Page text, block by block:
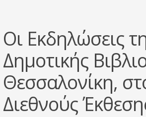
Οι Εκδηλώσεις
Δημοτικής
Θεσσαλονίκη,
Διεθνούς